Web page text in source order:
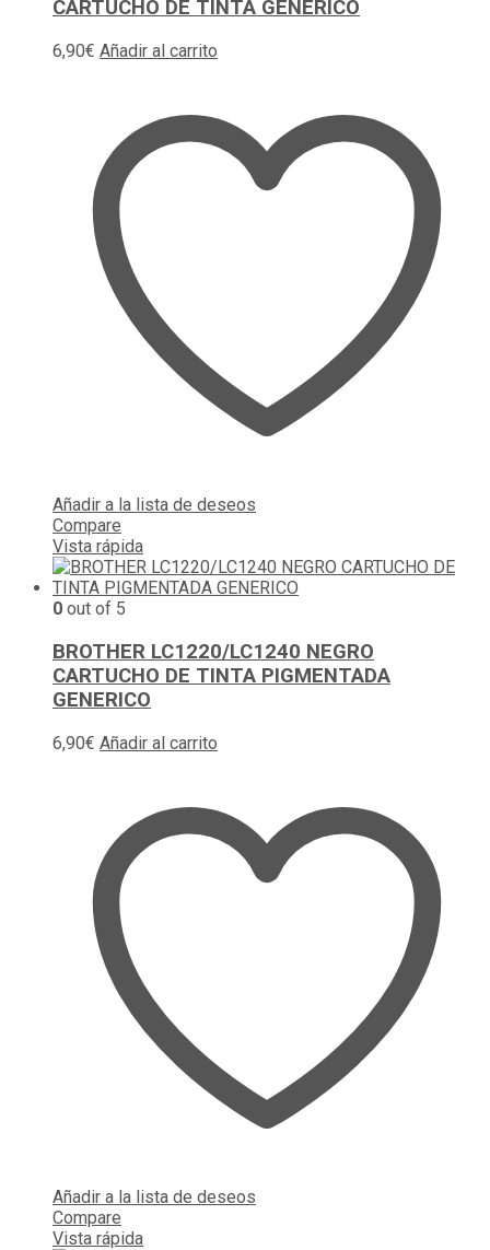
CARTUCHO DE TINTA GENERICO
6,90€ Añadir al carrito
Añadir a la lista de deseos
Compare
Vista rápida
0 out of 5
BROTHER LC1220/LC1240 NEGRO
CARTUCHO DE TINTA PIGMENTADA
GENERICO
6,90€ Añadir al carrito
Añadir a la lista de deseos
Compare
Vista rápida